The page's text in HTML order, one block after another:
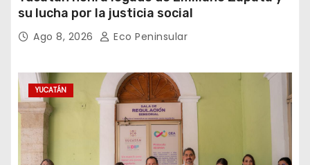
su lucha por la justicia social
Ago 8, 2026 Eco Peninsular
YUCATÁN